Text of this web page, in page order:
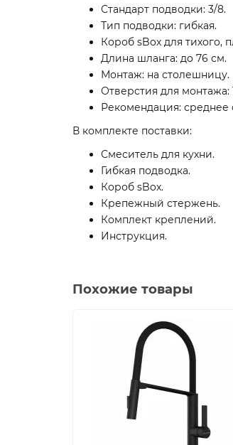
Стандарт подводки: 3/8.
Тип подводки: гибкая.
Короб sBox для тихого,
Длина шланга: до 76 см.
Монтаж: на столешницу.
Отверстия для
Рекомендация: среднее
В комплекте поставки:
Смеситель для кухни.
Гибкая подводка.
Короб sBox.
Крепежный стержень.
Комплект креплений.
Инструкция.
Похожие товары